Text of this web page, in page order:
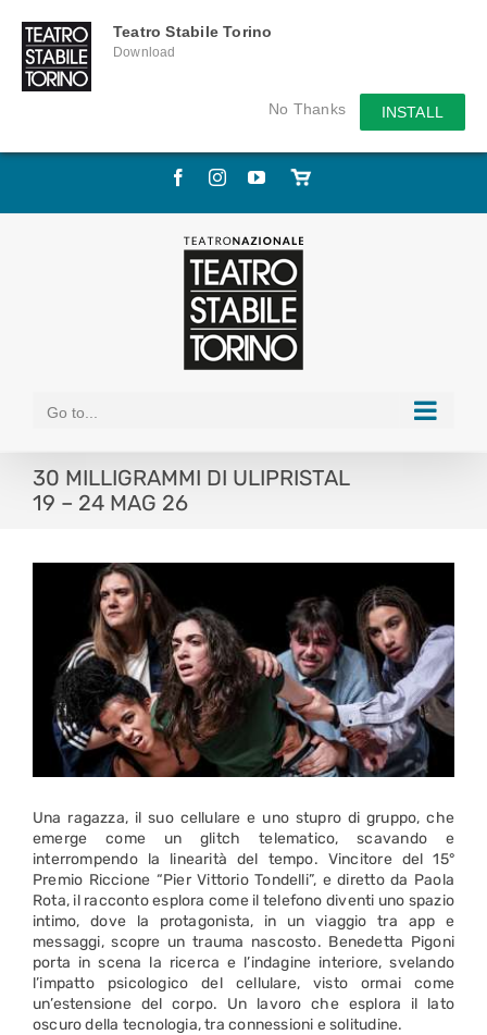
Teatro Stabile Torino
Download
No Thanks INSTALL
Skip
FacebookInstagramYouTube
Store
Go to...
30 MILLIGRAMMI DI ULIPRISTAL
19 – 24 MAG 26
Una ragazza, il suo cellulare e uno stupro di gruppo, che
emerge come un glitch telematico, scavando e
interrompendo la linearità del tempo. Vincitore del 15°
Premio Riccione “Pier Vittorio Tondelli”, e diretto da Paola
Rota, il racconto esplora come il telefono diventi uno spazio
intimo, dove la protagonista, in un viaggio tra app e
messaggi, scopre un trauma nascosto. Benedetta Pigoni
porta in scena la ricerca e l’indagine interiore, svelando
l’impatto psicologico del cellulare, visto ormai come
un’estensione del corpo. Un lavoro che esplora il lato
oscuro della tecnologia, tra connessioni e solitudine.